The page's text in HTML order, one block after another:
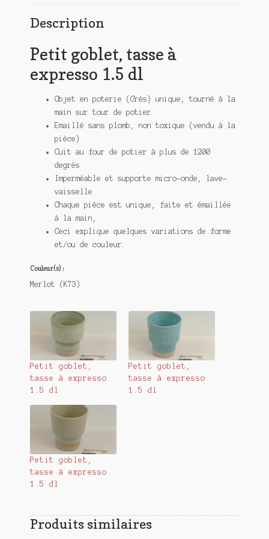
Description
Petit goblet, tasse à
expresso 1.5 dl
Objet en poterie (Grès) unique, tourné à la
main sur tour de potier
Emaillé sans plomb, non toxique (vendu à la
pièce)
Cuit au four de potier à plus de 1200
degrés
Imperméable et supporte micro-onde, lave-
vaisselle
Chaque pièce est unique, faite et émaillée
à la main,
Ceci explique quelques variations de forme
et/ou de couleur.
Couleur(s) :
Merlot (K73)
Petit goblet,
tasse à expresso
1.5 dl
Petit goblet,
tasse à expresso
1.5 dl
Petit goblet,
tasse à expresso
1.5 dl
Produits similaires